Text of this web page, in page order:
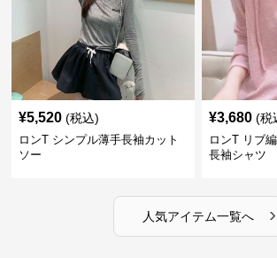
¥5,520 (税込)
ロンT シンプル薄手長袖カット
ソー
¥3,680 (税
ロンT リブ
長袖シャツ
人気アイテム一覧へ ›